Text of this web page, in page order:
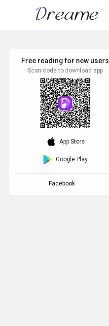
Free reading for new users
Scan code to download app
download_ios App Store
Google Play
Facebook